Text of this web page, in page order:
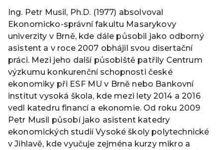
Ing. Petr Musil, Ph.D. (1977) absolvoval
Ekonomicko-správní fakultu Masarykovy
univerzity v Brně, kde dále působil jako odborný
asistent a v roce 2007 obhájil svou disertační
práci. Mezi jeho další působiště patřily Centrum
výzkumu konkurenční schopnosti české
ekonomiky při ESF MU v Brně nebo Bankovní
institut vysoká škola, kde mezi lety 2014 a 2016
vedl katedru financí a ekonomie. Od roku 2009
Petr Musil působí jako asistent katedry
ekonomických studií Vysoké školy polytechnické
v Jihlavě, kde vyučuje zejména kurzy mikro a